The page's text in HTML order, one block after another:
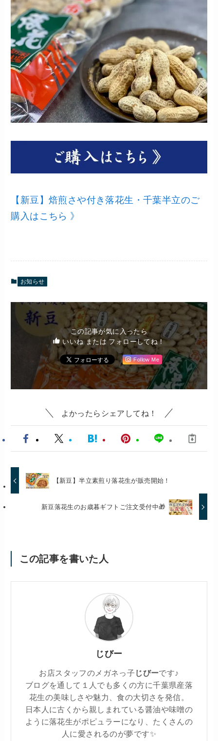
【新豆】焙煎さや付き落花生・千葉半立のご
購入はこちら 》
お知らせ
この記事が気に入ったら
いいね または フォローしてね！
Follow Me
よかったらシェアしてね！
【新豆】半立素煎り落花生が販売開始！
新豆落花生のお歳暮ギフトご注文受付中🎁
この記事を書いた人
じびー
お店スタッフのメガネっ子 じびーです♪
ブログを通して１人でも多くの方に千葉県産落
花生の美味しさや魅力、食の大切さを発信。
日本人に古くから親しまれている醤油や味噌の
ように落花生がポピュラーになり、たくさんの
人に愛されるのが夢です✨